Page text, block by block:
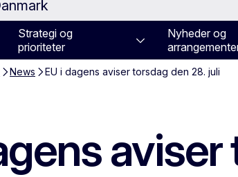
Strategi og
prioriteter
Nyheder og
News EU i dagens aviser torsdag den 28. juli